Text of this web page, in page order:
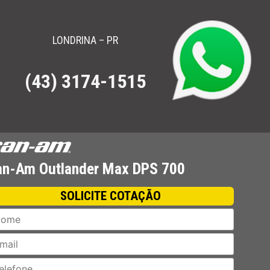
LONDRINA – PR
(43) 3174-1515
Am Outlander Max DPS 700
SOLICITE COTAÇÃO